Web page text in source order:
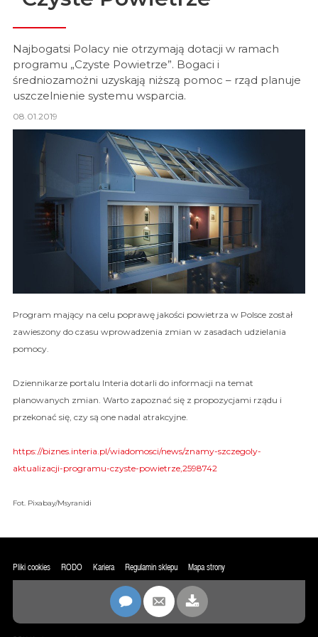
Najbogatsi Polacy nie otrzymają dotacji w ramach
programu „Czyste Powietrze”. Bogaci i
średniozamożni uzyskają niższą pomoc – rząd planuje
uszczelnienie systemu wsparcia.
08.01.2019
Program mający na celu poprawę jakości powietrza w Polsce został
zawieszony do czasu wprowadzenia zmian w zasadach udzielania
pomocy.
Dziennikarze portalu Interia dotarli do informacji na temat
planowanych zmian. Warto zapoznać się z propozycjami rządu i
przekonać się, czy są one nadal atrakcyjne.
https://biznes.interia.pl/wiadomosci/news/znamy-szczegoly-
aktualizacji-programu-czyste-powietrze,2598742
Fot. Pixabay/Msyranidi
Pliki cookies RODO Kariera Regulamin sklepu Mapa strony